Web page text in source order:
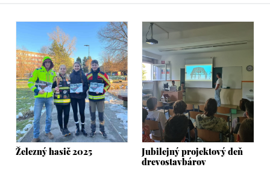
Železný hasič 2025
Jubilejný projektový deň
drevostavbárov